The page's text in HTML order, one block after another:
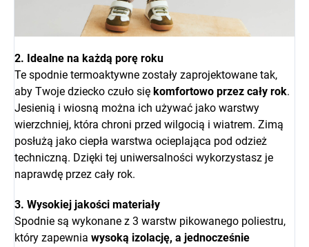
2. Idealne na każdą porę roku
Te spodnie termoaktywne zostały zaprojektowane tak,
aby Twoje dziecko czuło się komfortowo przez cały rok.
Jesienią i wiosną można ich używać jako warstwy
wierzchniej, która chroni przed wilgocią i wiatrem. Zimą
posłużą jako ciepła warstwa ocieplająca pod odzież
techniczną. Dzięki tej uniwersalności wykorzystasz je
naprawdę przez cały rok.
3. Wysokiej jakości materiały
Spodnie są wykonane z 3 warstw pikowanego poliestru,
który zapewnia wysoką izolację, a jednocześnie